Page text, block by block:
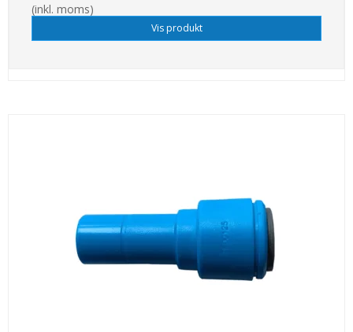
(inkl. moms)
Vis produkt